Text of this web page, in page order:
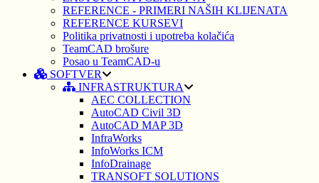
REFERENCE - PRIMERI NAŠIH KLIJENATA
REFERENCE KURSEVI
Politika privatnosti i upotreba kolačića
TeamCAD brošure
Posao u TeamCAD-u
SOFTVER
INFRASTRUKTURA
AEC COLLECTION
AutoCAD Civil 3D
AutoCAD MAP 3D
InfraWorks
InfoWorks ICM
InfoDrainage
TRANSOFT SOLUTIONS